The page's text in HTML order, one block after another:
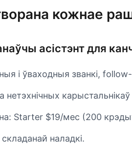
кожнае
асістэнт для
і ўваходныя званкі,
нетэхнічных
Starter $19/мес (200
наладкі.